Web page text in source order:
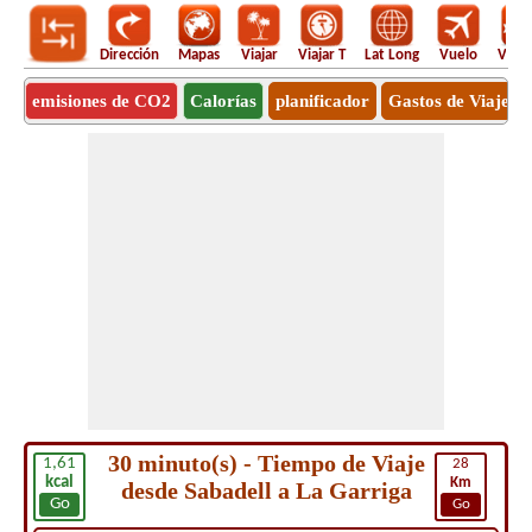
Dirección Mapas Viajar Viajar T Lat Long Vuelo
emisiones de CO2 Calorías planificador Gastos de Viaje
1,61
kcal
Go
28
Km
Go
30 minuto(s) - Tiempo de Viaje
desde Sabadell a La Garriga